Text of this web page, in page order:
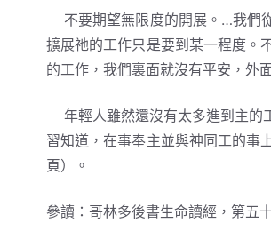
不要期望無限度的開展。…我們
擴展祂的工作只是要到某一程度。
的工作，我們裏面就沒有平安，外
年輕人雖然還沒有太多進到主的
習知道，在事奉主並與神同工的事
頁）。
參讀：哥林多後書生命讀經，第五